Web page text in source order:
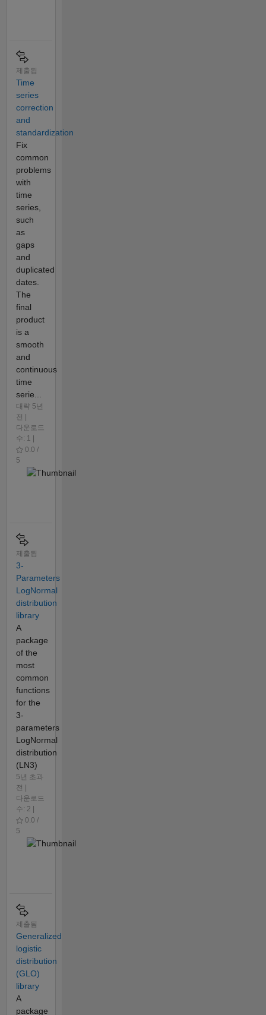
제출됨
Time
series
correction
and
standardization
Fix
common
problems
with
time
series,
such
as
gaps
and
duplicated
dates.
The
final
product
is a
smooth
and
continuous
time
serie...
대략 5년
전 |
다운로드
수: 1 |
0.0 /
5
제출됨
3-
Parameters
LogNormal
distribution
library
A
package
of the
most
common
functions
for the
3-
parameters
LogNormal
distribution
(LN3)
5년 초과
전 |
다운로드
수: 2 |
0.0 /
5
제출됨
Generalized
logistic
distribution
(GLO)
library
A
package